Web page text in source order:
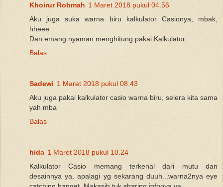
Khoirur Rohmah 1 Maret 2018 pukul 04.56
Aku juga suka warna biru kalkulator Casionya, mbak,
hheee
Dan emang nyaman menghitung pakai Kalkulator,
Balas
Sadewi 1 Maret 2018 pukul 08.43
Aku juga pakai kalkulator casio warna biru, selera kita sama
yah mba
Balas
hida 1 Maret 2018 pukul 10.24
Kalkulator Casio memang terkenal dari mutu dan
desainnya ya, apalagi yg sekarang duuh...warna2nya eye